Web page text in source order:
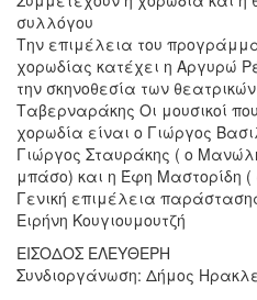
συλλόγου
Την επιμέλεια του
χορωδίας κατέχει η Αργυρώ
την σκηνοθεσία των θεατρικών
Ταβερναράκης Οι μουσικοί
χορωδία είναι ο Γιώργος
Γιώργος Σταυράκης ( ο
μπάσο) και η Έφη Μαστορίδη
Γενική επιμέλεια
Ειρήνη Κουγιουμουτζή
ΕΙΣΟΔΟΣ ΕΛΕΥΘΕΡΗ
Συνδιοργάνωση: Δήμος